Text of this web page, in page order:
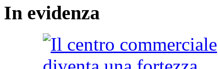
In evidenza